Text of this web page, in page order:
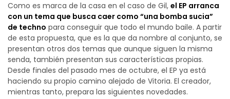
Como es marca de la casa en el caso de Gil, el EP arranca
con un tema que busca caer como “una bomba sucia”
de techno para conseguir que todo el mundo baile. A partir
de esta propuesta, que es la que da nombre al conjunto, se
presentan otros dos temas que aunque siguen la misma
senda, también presentan sus características propias.
Desde finales del pasado mes de octubre, el EP ya está
haciendo su propio camino alejado de Vitoria. El creador,
mientras tanto, prepara las siguientes novedades.